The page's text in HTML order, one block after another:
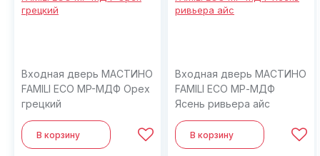
Входная дверь МАСТИНО
FAMILI ECO MP-МДФ Орех
грецкий
В корзину
Входная дверь МАСТИНО
FAMILI ECO МР-МДФ
Ясень ривьера айс
В корзину